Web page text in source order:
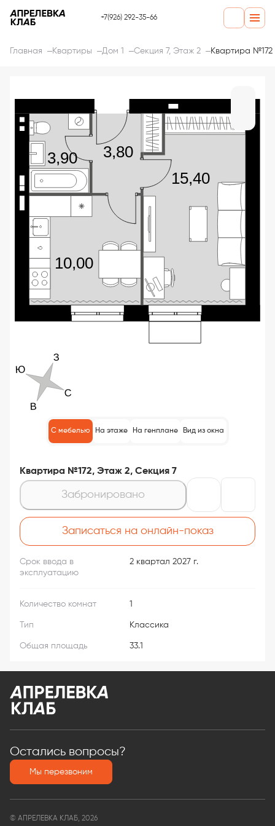
+7(926) 292-35-66
Главная Квартиры Дом 1 Секция 7, Этаж 2 Квартира №172
С мебелью На этаже На генплане Вид из окна
Квартира №172, Этаж 2, Секция 7
Забронировано
Записаться на онлайн-показ
Срок ввода в
эксплуатацию
2 квартал 2027 г.
Количество комнат 1
Тип Классика
Общая площадь 33.1
Остались вопросы?
Мы перезвоним
© АПРЕЛЕВКА КЛАБ, 2026